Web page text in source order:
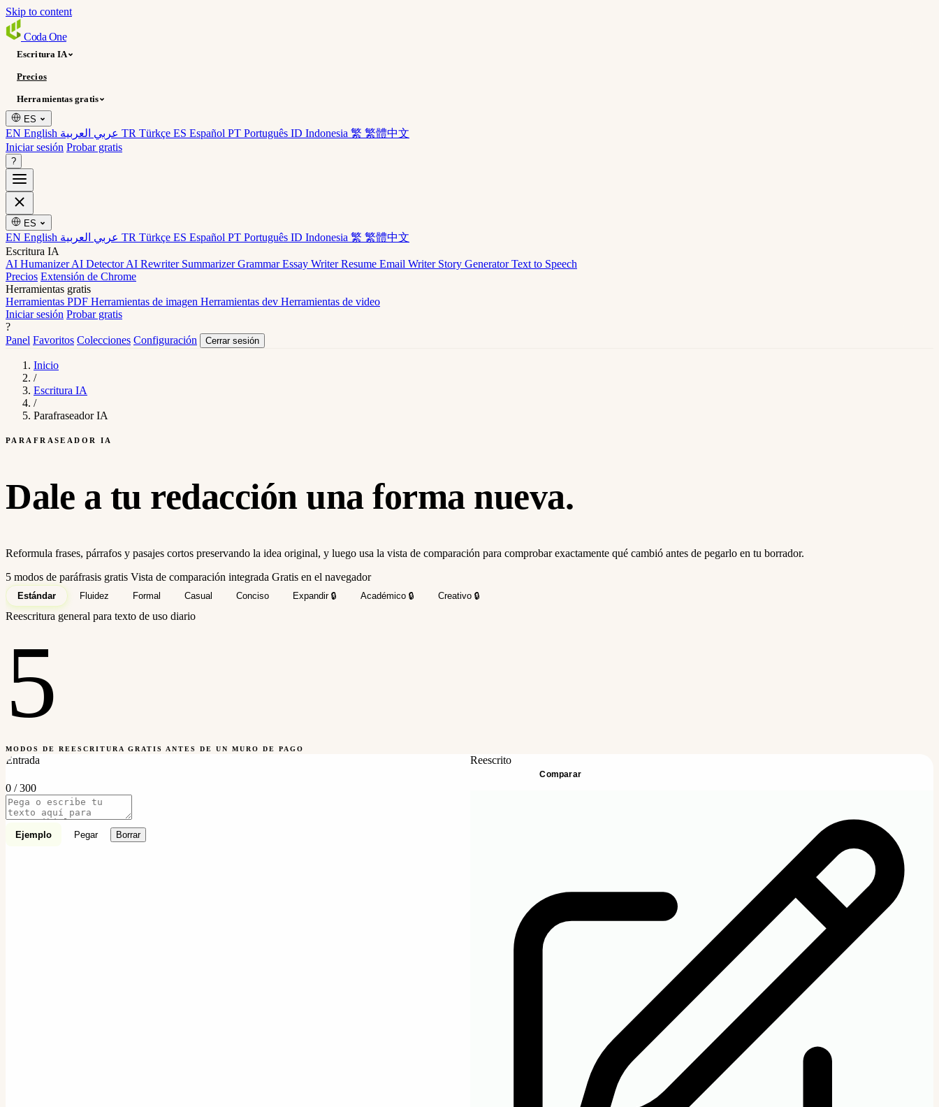
Skip to content
Coda One
Escritura IA
Precios
Herramientas gratis
ES
EN English TR Türkçe ES Español PT Português ID Indonesia 繁 繁體中文
Iniciar sesión Probar gratis
?
ES
EN English TR Türkçe ES Español PT Português ID Indonesia 繁 繁體中文
Escritura IA
AI HumanizerAI DetectorAI Rewriter SummarizerGrammarEssay WriterResume Email Writer Story GeneratorText to Speech
Precios Extensión de Chrome
Herramientas gratis
Herramientas PDF Herramientas de imagen Herramientas dev Herramientas de video
Iniciar sesión Probar gratis
?
Panel Favoritos Colecciones Configuración Cerrar sesión
Inicio
/
Escritura IA
/
Parafraseador IA
PARAFRASEADOR IA
Dale a tu redacción una forma nueva.
Reformula frases, párrafos y pasajes cortos preservando la idea original, y luego usa la vista de comparación para comprobar exactamente qué cambió antes de pegarlo en tu borrador.
5 modos de paráfrasis gratis Vista de comparación integrada Gratis en el navegador
Estándar Fluidez Formal Casual Conciso Expandir 🔒 Académico 🔒 Creativo 🔒
Reescritura general para texto de uso diario
5
MODOS DE REESCRITURA GRATIS ANTES DE UN MURO DE PAGO
Entrada
0 / 300
Ejemplo Pegar Borrar
Reescrito
Comparar